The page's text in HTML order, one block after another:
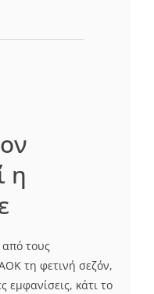
η
τους
τη φετινή σεζόν,
εμφανίσεις, κάτι το